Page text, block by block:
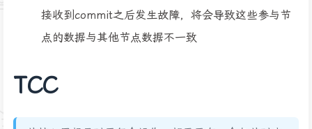
接收到commit之后发生故障，将会导致这些参与节
点的数据与其他节点数据不一致
TCC